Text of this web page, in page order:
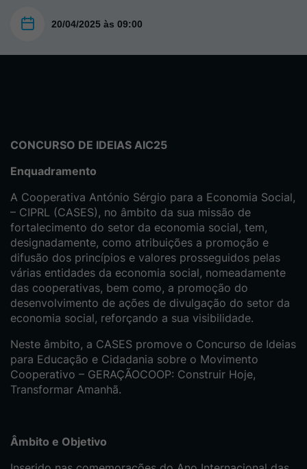
20/04/2025 às 09:00
CONCURSO DE IDEIAS AIC25
Enquadramento
A Cooperativa António Sérgio para a Economia Social,
– CIPRL (CASES), no âmbito da sua missão de
fortalecimento do setor da economia social, tem,
designadamente, como atribuições a promoção e
difusão dos princípios e valores prosseguidos pelas
várias entidades da economia social, nomeadamente
das cooperativas, bem como, a promoção do
desenvolvimento de ações de divulgação do setor da
economia social, reforçando a sua visibilidade.
Neste âmbito, a CASES promove o Concurso de Ideias
para Educação e Cidadania sobre o Movimento
Cooperativo – GERAÇÃOCOOP: Construir Hoje,
Transformar Amanhã.
Âmbito e Objetivo